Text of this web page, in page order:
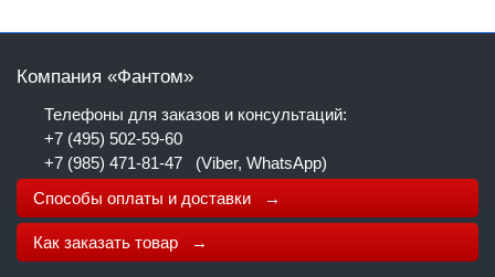
Компания «Фантом»
Телефоны для заказов и консультаций:
+7 (495) 502-59-60
+7 (985) 471-81-47 (Viber, WhatsApp)
Способы оплаты и доставки →
Как заказать товар →